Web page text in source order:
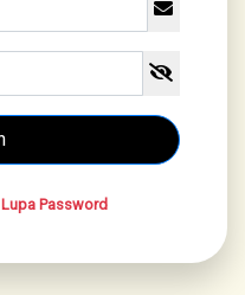
Lupa Password